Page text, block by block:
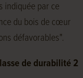
indiquée par ce
du bois de cœur
défavorables".
de durabilité 2